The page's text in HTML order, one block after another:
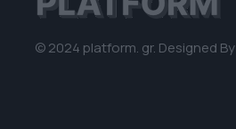
© 2024 platform. gr. Designed By